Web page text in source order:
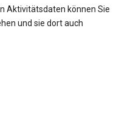
Aktivitätsdaten können Sie
und sie dort auch